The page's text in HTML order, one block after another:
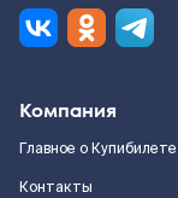
Компания
Главное о Купибилете
Контакты